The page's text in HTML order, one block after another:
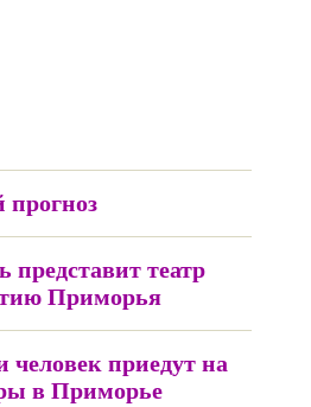
прогноз
театр
Приморья
приедут на
в Приморье